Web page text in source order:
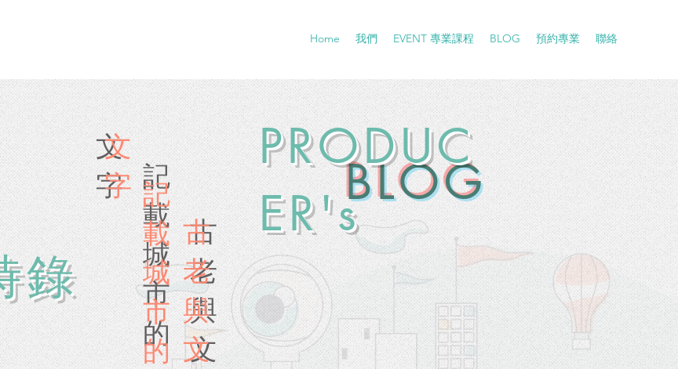
Home 我們 EVENT 專業課程 BLOG 預約專業 聯絡
文
​字
文
​字
錄
記
載
城
市
的
記
載
城
市
的
古
老​
與
文
古
老​
與
文
​BLOG
PRODUC
ER's